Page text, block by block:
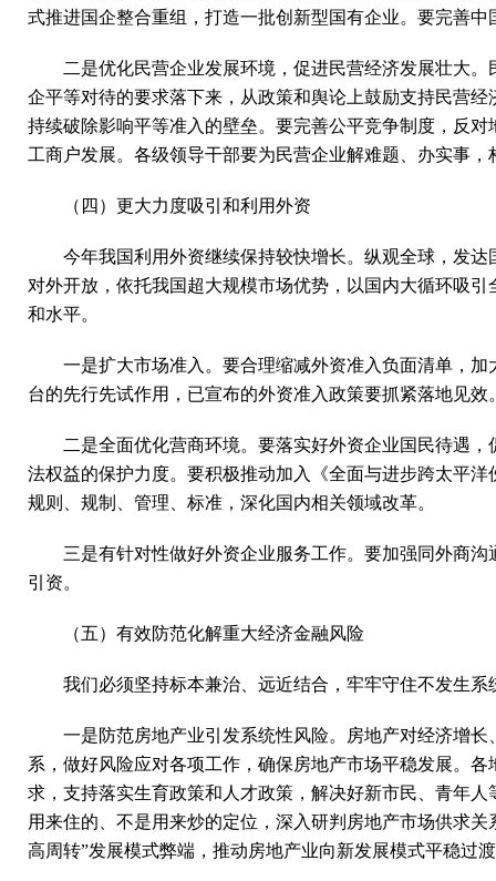
式推进国企整合重组，打造一批创新型国有企业。要完善
二是优化民营企业发展环境，促进民营经济发展壮大
企平等对待的要求落下来，从政策和舆论上鼓励支持民营
持续破除影响平等准入的壁垒。要完善公平竞争制度，反
工商户发展。各级领导干部要为民营企业解难题、办实事
（四）更大力度吸引和利用外资
今年我国利用外资继续保持较快增长。纵观全球，发
对外开放，依托我国超大规模市场优势，以国内大循环吸
和水平。
一是扩大市场准入。要合理缩减外资准入负面清单，
台的先行先试作用，已宣布的外资准入政策要抓紧落地见效
二是全面优化营商环境。要落实好外资企业国民待遇
法权益的保护力度。要积极推动加入《全面与进步跨太平
规则、规制、管理、标准，深化国内相关领域改革。
三是有针对性做好外资企业服务工作。要加强同外商
引资。
（五）有效防范化解重大经济金融风险
我们必须坚持标本兼治、远近结合，牢牢守住不发生系
一是防范房地产业引发系统性风险。房地产对经济增
系，做好风险应对各项工作，确保房地产市场平稳发展。
求，支持落实生育政策和人才政策，解决好新市民、青年
用来住的、不是用来炒的定位，深入研判房地产市场供求
高周转”发展模式弊端，推动房地产业向新发展模式平稳过